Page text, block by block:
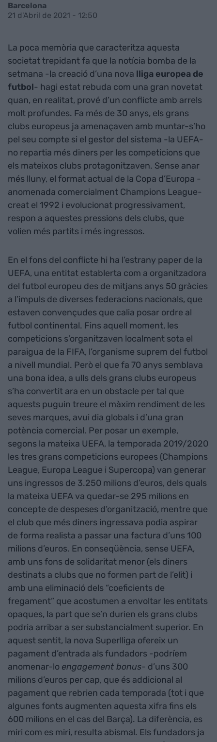
Barcelona
21 d'Abril de 2021 - 12:50
La poca memòria que caracteritza aquesta
societat trepidant fa que la notícia bomba de la
setmana -la creació d’una nova lliga europea de
futbol- hagi estat rebuda com una gran novetat
quan, en realitat, prové d’un conflicte amb arrels
molt profundes. Fa més de 30 anys, els grans
clubs europeus ja amenaçaven amb muntar-s’ho
pel seu compte si el gestor del sistema -la UEFA-
no repartia més diners per les competicions que
els mateixos clubs protagonitzaven. Sense anar
més lluny, el format actual de la Copa d’Europa -
anomenada comercialment Champions League-
creat el 1992 i evolucionat progressivament,
respon a aquestes pressions dels clubs, que
volien més partits i més ingressos.
En el fons del conflicte hi ha l’estrany paper de la
UEFA, una entitat establerta com a organitzadora
del futbol europeu des de mitjans anys 50 gràcies
a l’impuls de diverses federacions nacionals, que
estaven convençudes que calia posar ordre al
futbol continental. Fins aquell moment, les
competicions s’organitzaven localment sota el
paraigua de la FIFA, l’organisme suprem del futbol
a nivell mundial. Però el que fa 70 anys semblava
una bona idea, a ulls dels grans clubs europeus
s’ha convertit ara en un obstacle per tal que
aquests puguin treure el màxim rendiment de les
seves marques, avui dia globals i d’una gran
potència comercial. Per posar un exemple,
segons la mateixa UEFA, la temporada 2019/2020
les tres grans competicions europees (Champions
League, Europa League i Supercopa) van generar
uns ingressos de 3.250 milions d’euros, dels quals
la mateixa UEFA va quedar-se 295 milions en
concepte de despeses d’organització, mentre que
el club que més diners ingressava podia aspirar
de forma realista a passar una factura d’uns 100
milions d’euros. En conseqüència, sense UEFA,
amb uns fons de solidaritat menor (els diners
destinats a clubs que no formen part de l’elit) i
amb una eliminació dels “coeficients de
fregament” que acostumen a envoltar les entitats
opaques, la part que se’n durien els grans clubs
podria arribar a ser substancialment superior. En
aquest sentit, la nova Superlliga ofereix un
pagament d’entrada als fundadors -podríem
anomenar-lo engagement bonus- d’uns 300
milions d’euros per cap, que és addicional al
pagament que rebrien cada temporada (tot i que
algunes fonts augmenten aquesta xifra fins els
600 milions en el cas del Barça). La diferència, es
miri com es miri, resulta abismal. Els fundadors ja